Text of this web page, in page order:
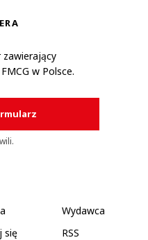
w Polsce.
Wydawca
się
RSS